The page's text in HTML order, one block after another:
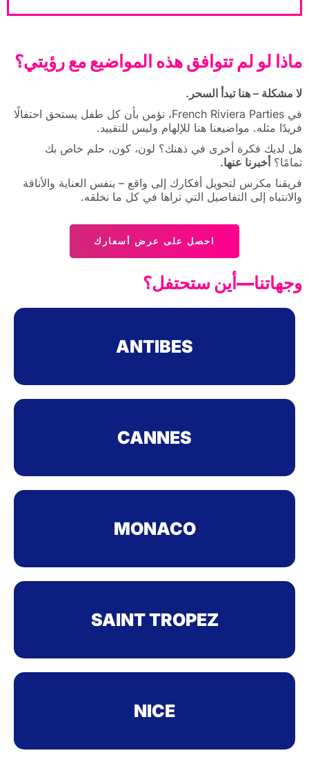
ماذا لو لم تتوافق هذه المواضيع مع رؤيتي؟
لا مشكلة – هنا تبدأ السحر.
في French Riviera Parties، نؤمن بأن كل طفل يستحق احتفالًا
فريدًا مثله. مواضيعنا هنا للإلهام وليس للتقييد.
هل لديك فكرة أخرى في ذهنك؟ لون، كون، حلم خاص بك
تمامًا؟ أخبرنا عنها.
فريقنا مكرس لتحويل أفكارك إلى واقع – بنفس العناية والأناقة
والانتباه إلى التفاصيل التي تراها في كل ما نخلقه.
احصل على عرض أسعارك
وجهاتنا—أين ستحتفل؟
ANTIBES
CANNES
MONACO
SAINT TROPEZ
NICE